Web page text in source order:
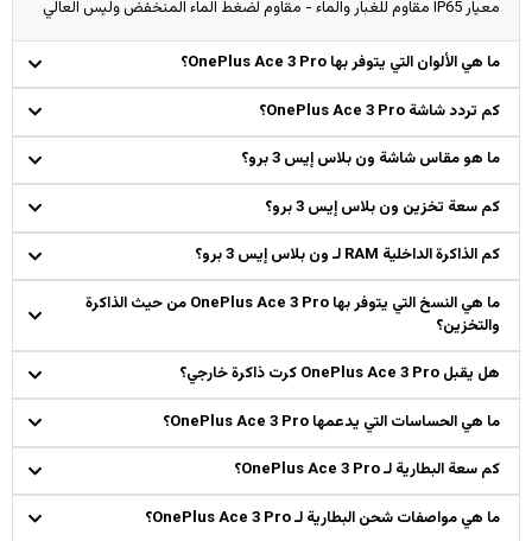
معيار IP65 مقاوم للغبار والماء - مقاوم لضغط الماء المنخفض وليس العالي
ما هي الألوان التي يتوفر بها OnePlus Ace 3 Pro؟
كم تردد شاشة OnePlus Ace 3 Pro؟
ما هو مقاس شاشة ون بلاس إيس 3 برو؟
كم سعة تخزين ون بلاس إيس 3 برو؟
كم الذاكرة الداخلية RAM لـ ون بلاس إيس 3 برو؟
ما هي النسخ التي يتوفر بها OnePlus Ace 3 Pro من حيث الذاكرة
والتخزين؟
هل يقبل OnePlus Ace 3 Pro كرت ذاكرة خارجي؟
ما هي الحساسات التي يدعمها OnePlus Ace 3 Pro؟
كم سعة البطارية لـ OnePlus Ace 3 Pro؟
ما هي مواصفات شحن البطارية لـ OnePlus Ace 3 Pro؟